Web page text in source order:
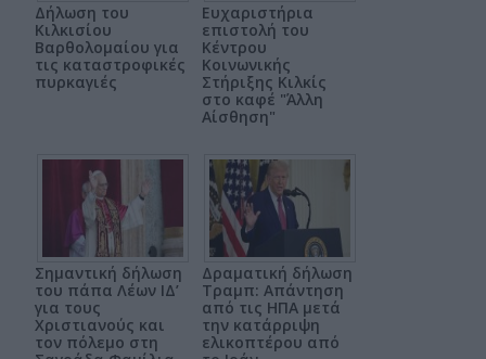
Δήλωση του
Κιλκισίου
Βαρθολομαίου για
τις καταστροφικές
πυρκαγιές
Ευχαριστήρια
επιστολή του
Κέντρου
Κοινωνικής
Στήριξης Κιλκίς
στο καφέ "Άλλη
Αίσθηση"
Σημαντική δήλωση
του πάπα Λέων ΙΔ’
για τους
Χριστιανούς και
τον πόλεμο στη
Δραματική δήλωση
Τραμπ: Απάντηση
από τις ΗΠΑ μετά
την κατάρριψη
ελικοπτέρου από